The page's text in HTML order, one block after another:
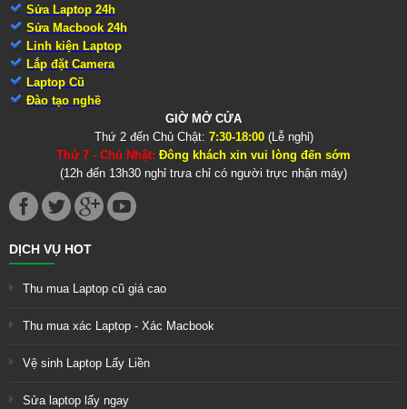
Sửa Laptop 24h
Sửa Macbook 24h
Linh kiện Laptop
Lắp đặt Camera
Laptop Cũ
Đào tạo nghề
GIỜ MỞ CỬA
Thứ 2 đến Chủ Chật: 7:30-18:00(Lễ nghỉ)
Thứ 7 - Chủ Nhật: Đông khách xin vui lòng đến sớm
(12h đến 13h30 nghỉ trưa chỉ có người trực nhận máy)
DỊCH VỤ HOT
Thu mua Laptop cũ giá cao
Thu mua xác Laptop - Xác Macbook
Vệ sinh Laptop Lấy Liền
Sửa laptop lấy ngay